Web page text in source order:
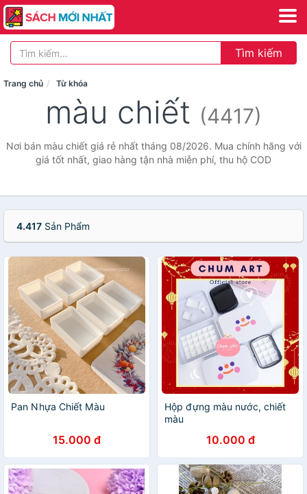
Tìm kiếm
Trang chủ Từ khóa
màu chiết (4417)
Nơi bán màu chiết giá rẻ nhất tháng 08/2026. Mua chính hãng với
giá tốt nhất, giao hàng tận nhà miễn phí, thu hộ COD
4.417 Sản Phẩm
Pan Nhựa Chiết Màu
15.000 đ
Hộp đựng màu nước, chiết
màu
10.000 đ